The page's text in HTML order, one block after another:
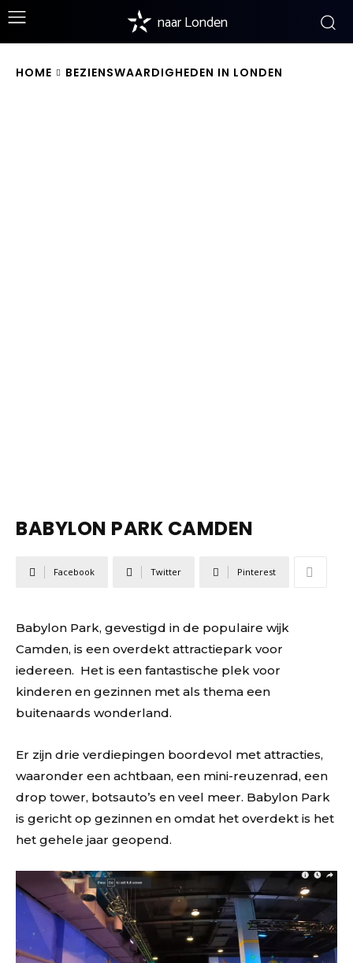
naar Londen
HOME BEZIENSWAARDIGHEDEN IN LONDEN
BABYLON PARK CAMDEN
Facebook Twitter Pinterest
Babylon Park, gevestigd in de populaire wijk
Camden, is een overdekt attractiepark voor
iedereen. Het is een fantastische plek voor
kinderen en gezinnen met als thema een
buitenaards wonderland.
Er zijn drie verdiepingen boordevol met attracties,
waaronder een achtbaan, een mini-reuzenrad, een
drop tower, botsauto’s en veel meer. Babylon Park
is gericht op gezinnen en omdat het overdekt is het
het gehele jaar geopend.